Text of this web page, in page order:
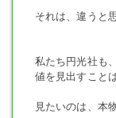
それは、違うと
私たち円光社も
値を見出すこと
見たいのは、本